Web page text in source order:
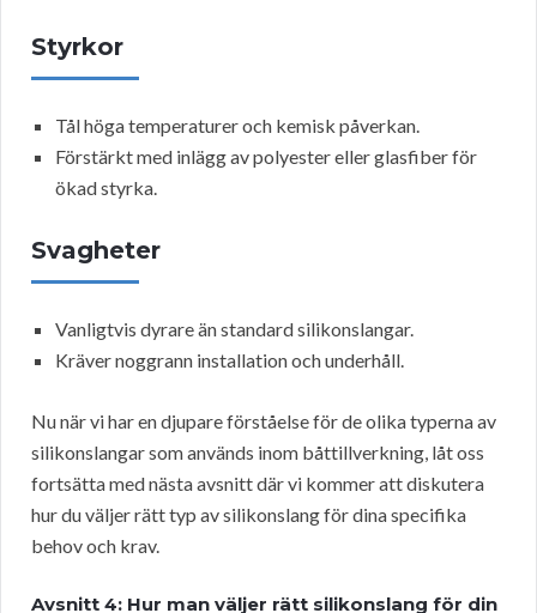
Styrkor
Tål höga temperaturer och kemisk påverkan.
Förstärkt med inlägg av polyester eller glasfiber för
ökad styrka.
Svagheter
Vanligtvis dyrare än standard silikonslangar.
Kräver noggrann installation och underhåll.
Nu när vi har en djupare förståelse för de olika typerna av
silikonslangar som används inom båttillverkning, låt oss
fortsätta med nästa avsnitt där vi kommer att diskutera
hur du väljer rätt typ av silikonslang för dina specifika
behov och krav.
Avsnitt 4: Hur man väljer rätt silikonslang för din